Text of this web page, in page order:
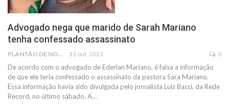
Advogado nega que marido de Sarah Mariano
tenha confessado assassinato
PLANTÃO DE NOTÍCIAS 31 out, 2023 0
De acordo com o advogado de Ederlan Mariano, é falsa a informação
de que ele teria confessado o assassinato da pastora Sara Mariano.
Essa informação havia sido divulgada pelo jornalista Luiz Bacci, da Rede
Record, no último sábado. A…